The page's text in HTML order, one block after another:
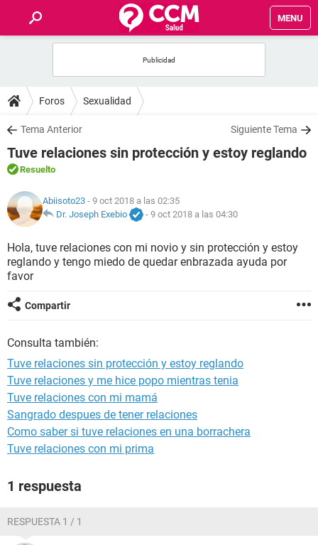
MENU
FOROS
SALUD
FAMILIA
NUTRICIÓN
SEXUALIDAD
GLOSARIO
Foros Sexualidad
Tema Anterior Siguiente Tema
Tuve relaciones sin protección y estoy reglando
Resuelto
Abiisoto23 - 9 oct 2018 a las 02:35
Dr. Joseph Exebio
- 9 oct 2018 a las 04:30
Hola, tuve relaciones con mi novio y sin protección y estoy
reglando y tengo miedo de quedar enbrazada ayuda por
favor
Compartir
Consulta también:
Tuve relaciones sin protección y estoy reglando
Tuve relaciones y me hice popo mientras tenia
Tuve relaciones con mi mamá
Sangrado despues de tener relaciones
Como saber si tuve relaciones en una borrachera
Tuve relaciones con mi prima
1 respuesta
RESPUESTA 1 / 1